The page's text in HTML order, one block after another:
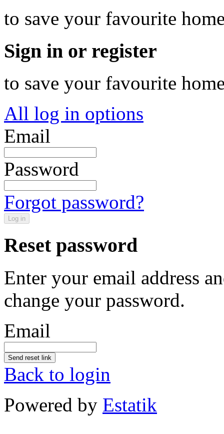
to save your favourite
Sign in or register
to save your favourite
All log in options
Email
Password
Forgot password?
Log in
Reset password
Enter your email address
change your password.
Email
Send reset link
Back to login
Powered by Estatik